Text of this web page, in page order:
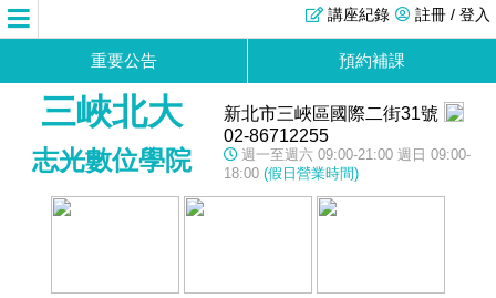
註冊 / 登入
講座紀錄
重要公告 預約補課
三峽北大
志光數位學院
新北市三峽區國際二街31號
02-86712255
週一至週六 09:00-21:00 週日 09:00-
18:00 (假日營業時間)